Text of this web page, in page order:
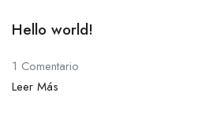
Hello world!
1 Comentario
Leer Más